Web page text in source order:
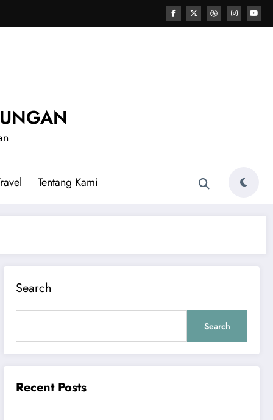
Tentang Kami
Search
Search
Recent Posts